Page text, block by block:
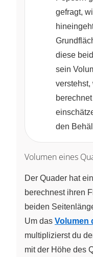
gefragt,
diese
sein
verstehst,
den
Volumen eines
Der Quader hat
berechnest ihren
beiden
Um das Volumen
multiplizierst du
mit der Höhe des